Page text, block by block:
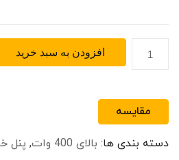
0
ت
و
و
خورشیدی
450
افزودن به سبد خرید
مقایسه
دسته بندی ها: بالای 400 وات , پنل